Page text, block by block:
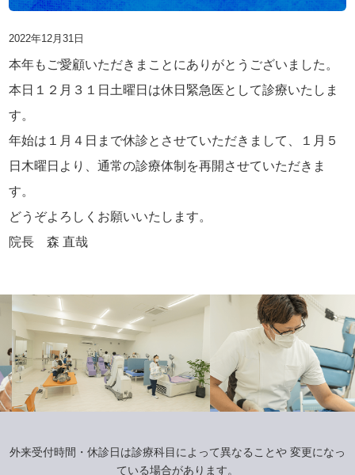
2022年12月31日
本年もご愛顧いただきまことにありがとうございました。
本日１２月３１日土曜日は休日緊急医として診療いたしま
す。
年始は１月４日まで休診とさせていただきまして、１月５
日木曜日より、通常の診療体制を再開させていただきま
す。
どうぞよろしくお願いいたします。
院長 森 直哉
外来受付時間・休診日は診療科目によって異なることや 変更になっ
ている場合があります。